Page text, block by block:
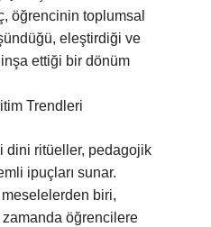
öğrencinin toplumsal
eleştirdiği ve
ettiği bir dönüm
Trendleri
dini ritüeller, pedagojik
ipuçları sunar.
biri,
zamanda öğrencilere